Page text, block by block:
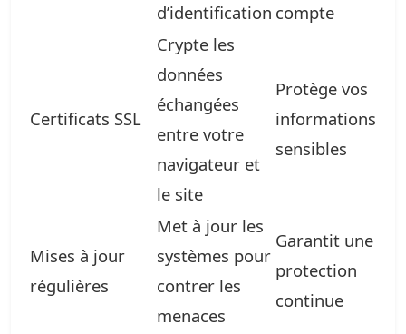
d’identification compte
Certificats SSL
Crypte les
données
échangées
entre votre
navigateur et
le site
Protège vos
informations
sensibles
Mises à jour
régulières
Met à jour les
systèmes pour
contrer les
menaces
Garantit une
protection
continue